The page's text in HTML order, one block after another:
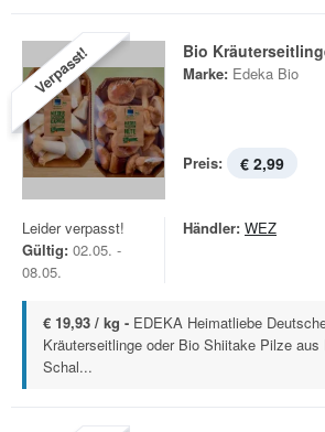
Verpasst! Bio
Marke: Edeka Bio
Preis: € 2,99
Leider verpasst!
Gültig: 02.05. -
08.05.
Händler: WEZ
€ 19,93 / kg - EDEKA Heimatliebe
Kräuterseitlinge oder Bio Shiitake Pilze aus
Schal...